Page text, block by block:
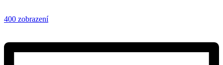
400 zobrazení